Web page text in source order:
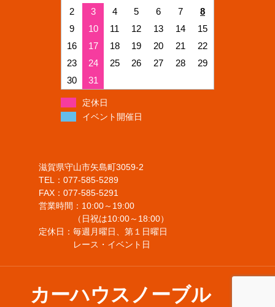
2
3 4 5 6 7
8
9
10 11 12 13 14
15
16
17 18 19 20 21
22
23
24 25 26 27 28
29
30
31
定休日
イベント開催日
滋賀県守山市矢島町3059-2
TEL：077-585-5289
FAX：077-585-5291
営業時間：10:00～19:00
（日祝は10:00～18:00）
定休日：毎週月曜日、第１日曜日
レース・イベント日
カーハウスノーブル